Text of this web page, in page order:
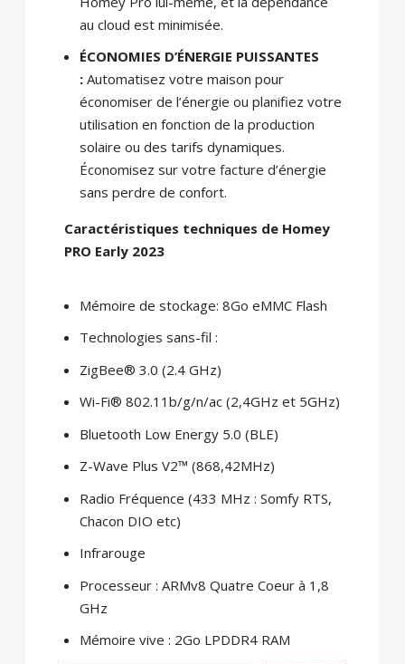
au cloud est minimisée.
ÉCONOMIES D’ÉNERGIE PUISSANTES
:Automatisez votre maison pour
économiser de l’énergie ou planifiez votre
utilisation en fonction de la production
solaire ou des tarifs dynamiques.
Économisez sur votre facture d’énergie
sans perdre de confort.
Caractéristiques techniques de Homey
PRO Early 2023
Mémoire de stockage: 8Go eMMC Flash
Technologies sans-fil :
ZigBee® 3.0 (2.4 GHz)
Wi-Fi® 802.11b/g/n/ac (2,4GHz et 5GHz)
Bluetooth Low Energy 5.0 (BLE)
Z-Wave Plus V2™ (868,42MHz)
Radio Fréquence (433 MHz : Somfy RTS,
Chacon DIO etc)
Infrarouge
Processeur : ARMv8 Quatre Coeur à 1,8
GHz
Mémoire vive : 2Go LPDDR4 RAM